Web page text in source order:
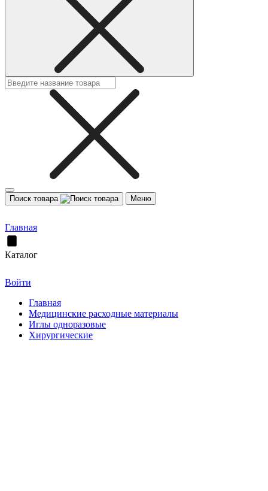
Поиск товара Меню
Главная
Каталог
Войти
Главная
Медицинские расходные материалы
Иглы одноразовые
Хирургические